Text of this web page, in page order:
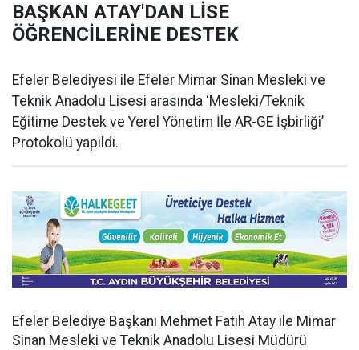
BAŞKAN ATAY'DAN LİSE
ÖĞRENCİLERİNE DESTEK
Efeler Belediyesi ile Efeler Mimar Sinan Mesleki ve
Teknik Anadolu Lisesi arasında ‘Mesleki/Teknik
Eğitime Destek ve Yerel Yönetim İle AR-GE İşbirliği’
Protokolü yapıldı.
Efeler Belediye Başkanı Mehmet Fatih Atay ile Mimar
Sinan Mesleki ve Teknik Anadolu Lisesi Müdürü